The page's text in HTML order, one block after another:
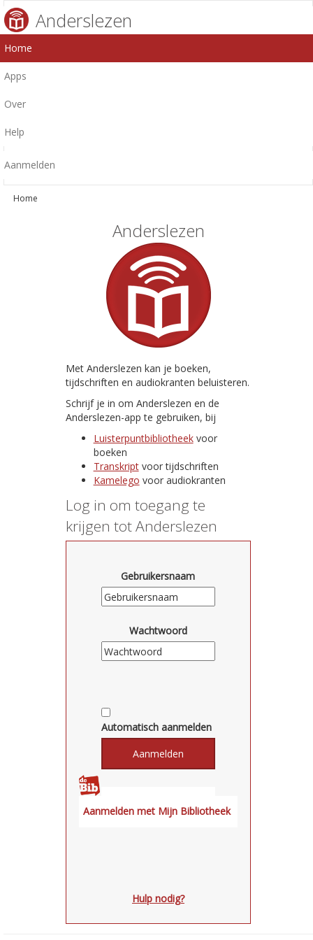
Anderslezen
Home
Apps
Over
Help
Aanmelden
Home
Anderslezen
Met Anderslezen kan je boeken,
tijdschriften en audiokranten beluisteren.
Schrijf je in om Anderslezen en de
Anderslezen-app te gebruiken, bij
Luisterpuntbibliotheekvoor
boeken
Transkriptvoor tijdschriften
Kamelego voor audiokranten
Log in om toegang te
krijgen tot Anderslezen
Gebruikersnaam
Wachtwoord
Automatisch aanmelden
Hulp nodig?